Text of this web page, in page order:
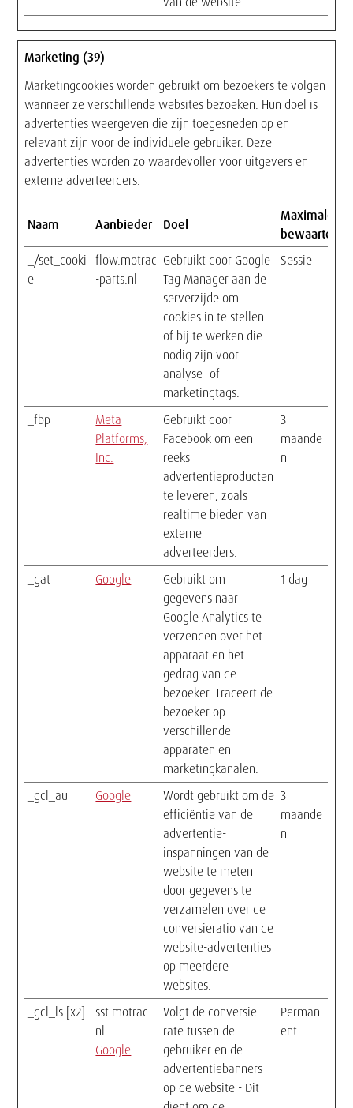
Marketing (39)
Marketingcookies worden gebruikt om bezoekers te volgen
wanneer ze verschillende websites bezoeken. Hun doel is
advertenties weergeven die zijn toegesneden op en
relevant zijn voor de individuele gebruiker. Deze
advertenties worden zo waardevoller voor uitgevers en
externe adverteerders.
Naam Aanbieder Doel
Maximale
_/set_cooki
e
flow.motrac
-parts.nl
Gebruikt door Google
Tag Manager aan de
serverzijde om
cookies in te stellen
of bij te werken die
nodig zijn voor
analyse- of
marketingtags.
Sessie
_fbp
Meta
Platforms,
Inc.
Gebruikt door
Facebook om een
reeks
advertentieproducten
te leveren, zoals
realtime bieden van
externe
adverteerders.
3
maande
n
_gat Google
Gebruikt om
gegevens naar
Google Analytics te
verzenden over het
apparaat en het
gedrag van de
bezoeker. Traceert de
bezoeker op
verschillende
apparaten en
marketingkanalen.
1 dag
_gcl_au Google
Wordt gebruikt om de
efficiëntie van de
advertentie-
inspanningen van de
website te meten
door gegevens te
verzamelen over de
conversieratio van de
website-advertenties
op meerdere
websites.
3
maande
n
_gcl_ls [x2]
sst.motrac.
nl
Google
Volgt de conversie-
rate tussen de
gebruiker en de
advertentiebanners
op de website - Dit
Perman
ent